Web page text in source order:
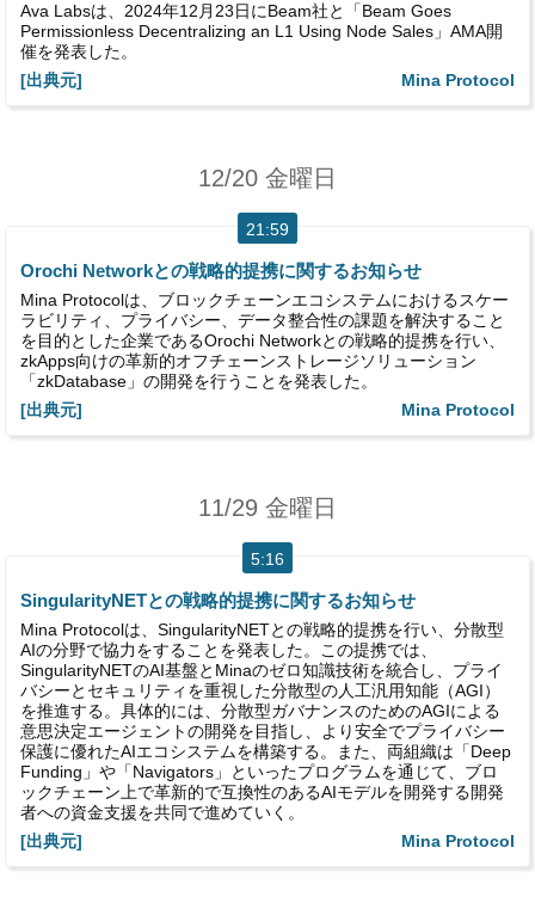
Ava Labsは、2024年12月23日にBeam社と「Beam Goes
Permissionless Decentralizing an L1 Using Node Sales」AMA開
催を発表した。
[出典元]
Mina Protocol
12/20 金曜日
21:59
Orochi Networkとの戦略的提携に関するお知らせ
Mina Protocolは、ブロックチェーンエコシステムにおけるスケー
ラビリティ、プライバシー、データ整合性の課題を解決すること
を目的とした企業であるOrochi Networkとの戦略的提携を行い、
zkApps向けの革新的オフチェーンストレージソリューション
「zkDatabase」の開発を行うことを発表した。
[出典元]
Mina Protocol
11/29 金曜日
5:16
SingularityNETとの戦略的提携に関するお知らせ
Mina Protocolは、SingularityNETとの戦略的提携を行い、分散型
AIの分野で協力をすることを発表した。この提携では、
SingularityNETのAI基盤とMinaのゼロ知識技術を統合し、プライ
バシーとセキュリティを重視した分散型の人工汎用知能（AGI）
を推進する。具体的には、分散型ガバナンスのためのAGIによる
意思決定エージェントの開発を目指し、より安全でプライバシー
保護に優れたAIエコシステムを構築する。また、両組織は「Deep
Funding」や「Navigators」といったプログラムを通じて、ブロ
ックチェーン上で革新的で互換性のあるAIモデルを開発する開発
者への資金支援を共同で進めていく。
[出典元]
Mina Protocol